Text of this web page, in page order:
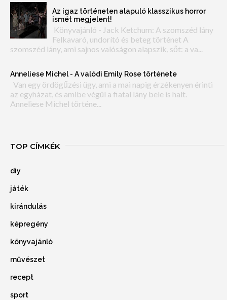
Az igaz történeten alapuló klasszikus horror
ismét megjelent!
Könyvajánló - Jack Ketchum: A szomszéd lány
Felkavaró, undorító és beteg történet A
szomszéd lány, ami sajnos valóságon alapszik, sőt: a va...
Anneliese Michel - A valódi Emily Rose története
Van egy ördögűzési ügy, ami a mai napig érzékenyen érinti
az egyházat, és amibe végül a fiatal lány bele is halt.
Anneliese Michel történe...
TOP CÍMKÉK
diy
játék
kirándulás
képregény
könyvajánló
művészet
recept
sport